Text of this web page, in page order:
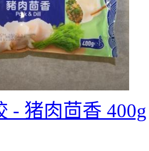
- 猪肉茴香 400g